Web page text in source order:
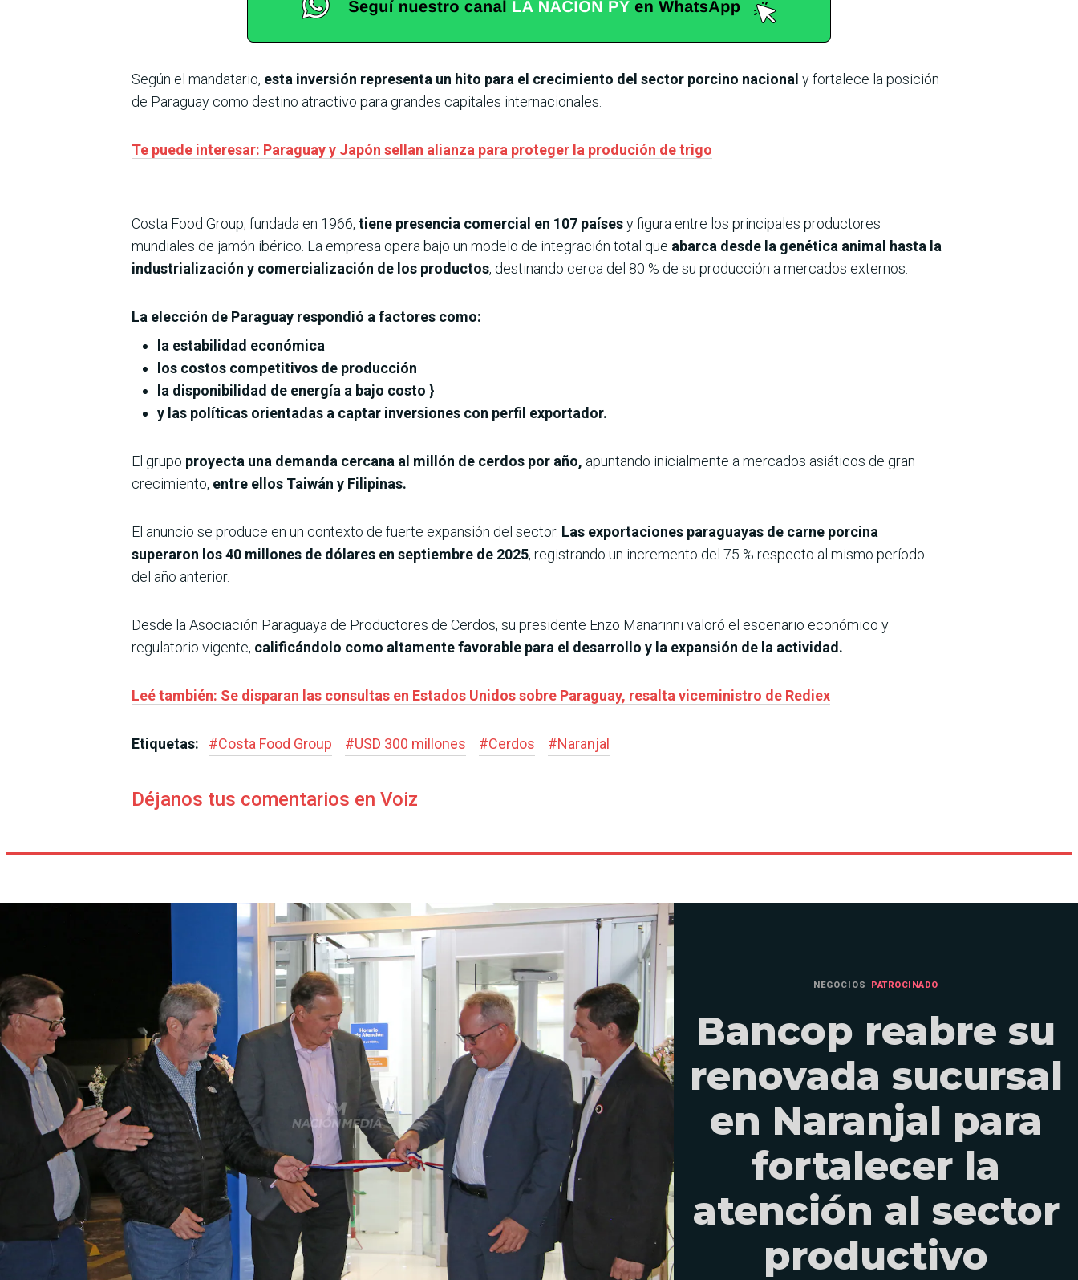
Según el mandatario, esta inversión representa un hito para el crecimiento del sector porcino nacional y fortalece la posición
de Paraguay como destino atractivo para grandes capitales internacionales.
Te puede interesar: Paraguay y Japón sellan alianza para proteger la produción de trigo
Costa Food Group, fundada en 1966, tiene presencia comercial en 107 paísesy figura entre los principales productores
mundiales de jamón ibérico. La empresa opera bajo un modelo de integración total que abarca desde la genética animal hasta la
industrialización y comercialización de los productos, destinando cerca del 80 % de su producción a mercados externos.
La elección de Paraguay respondió a factores como:
la estabilidad económica
los costos competitivos de producción
la disponibilidad de energía a bajo costo }
y las políticas orientadas a captar inversiones con perfil exportador.
El grupo proyecta una demanda cercana al millón de cerdos por año, apuntando inicialmente a mercados asiáticos de gran
crecimiento, entre ellos Taiwán y Filipinas.
El anuncio se produce en un contexto de fuerte expansión del sector. Las exportaciones paraguayas de carne porcina
superaron los 40 millones de dólares en septiembre de 2025, registrando un incremento del 75 % respecto al mismo período
del año anterior.
Desde la Asociación Paraguaya de Productores de Cerdos, su presidente Enzo Manarinni valoró el escenario económico y
regulatorio vigente, calificándolo como altamente favorable para el desarrollo y la expansión de la actividad.
Leé también: Se disparan las consultas en Estados Unidos sobre Paraguay, resalta viceministro de Rediex
Etiquetas: #Costa Food Group #USD 300 millones #Cerdos #Naranjal
Déjanos tus comentarios en Voiz
NEGOCIOS PATROCINADO
Bancop reabre su
renovada sucursal
en Naranjal para
fortalecer la
atención al sector
productivo